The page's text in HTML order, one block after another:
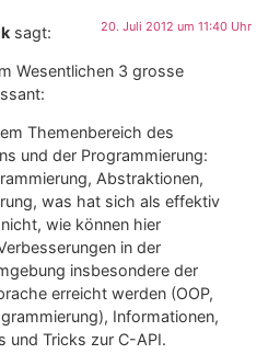
sagt: 20. Juli 2012 um 11:40 Uhr
Wesentlichen 3 grosse
Themenbereich des
und der Programmierung:
Abstraktionen,
was hat sich als effektiv
wie können hier
in der
insbesondere der
erreicht werden (OOP,
Informationen,
und Tricks zur C-API.